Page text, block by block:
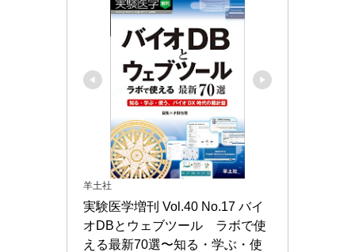
羊土社
実験医学増刊 Vol.40 No.17 バイ
オDBとウェブツール　ラボで使
える最新70選〜知る・学ぶ・使